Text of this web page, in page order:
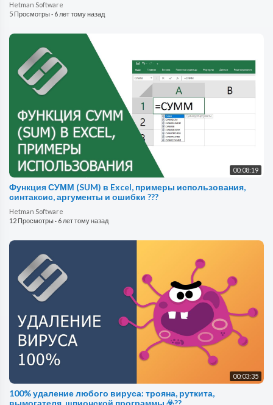
Hetman Software
5 Просмотры· 6 лет тому назад
00:08:19
Функция СУММ (SUM) в Excel, примеры использования,
синтаксис, аргументы и ошибки ???
Hetman Software
12 Просмотры· 6 лет тому назад
00:03:35
100% удаление любого вируса: трояна, руткита,
вымогателя, шпионской программы ☣️?️?